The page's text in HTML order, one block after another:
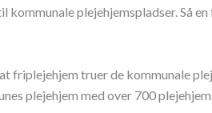
plejehjemspladser. Så
friplejehjem truer de kommunale
plejehjem med over 700